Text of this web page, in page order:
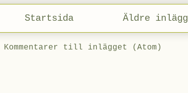
Äldre inlägg
Startsida
Kommentarer till inlägget (Atom)